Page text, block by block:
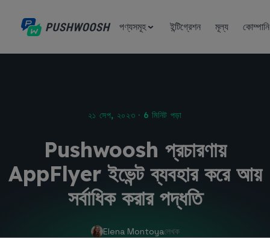
পণ্যসমূহ ইন্টিগ্রেশন মূল্য কোম্পানি
২১ সেপ, ২০২৩ · 6 মিনিট পড়া
Pushwoosh প্রচারণায়
AppFlyer ইভেন্ট ব্যবহার করে আয়
সর্বাধিক করার পদ্ধতি
Elena Montoyaলেখক